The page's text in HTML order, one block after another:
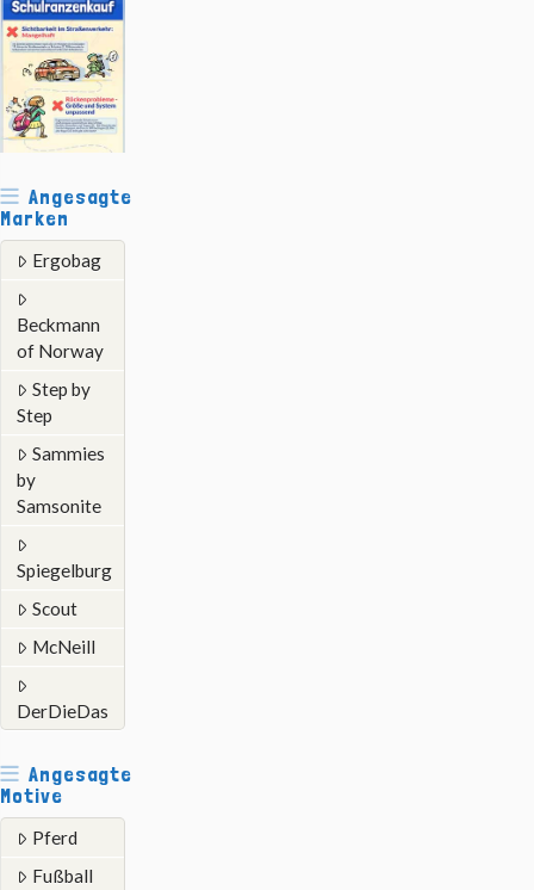
Angesagte
Marken
Ergobag
Beckmann
of Norway
Step by
Step
Sammies
by
Samsonite
Spiegelburg
Scout
McNeill
DerDieDas
Angesagte
Motive
Pferd
Fußball